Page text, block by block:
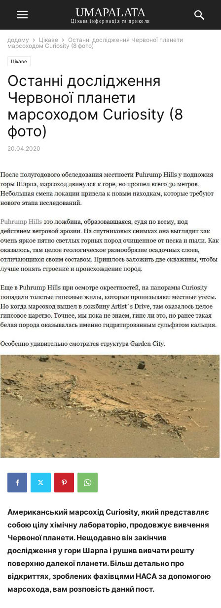
UMAPALATA
Цікава інформація та приколи
додому Цікаве
Останні дослідження Червоної планети
марсоходом Curiosity (8 фото)
Цікаве
Останні дослідження
Червоної планети
марсоходом Curiosity (8
фото)
20.04.2020
Американський марсохід Curiosity, який представляє
собою цілу хімічну лабораторію, продовжує вивчення
Червоної планети. Нещодавно він закінчив
дослідження у гори Шарпа і рушив вивчати решту
поверхню далекої планети. Більш детально про
відкриттях, зроблених фахівцями НАСА за допомогою
марсохода, вам розповість даний пост.